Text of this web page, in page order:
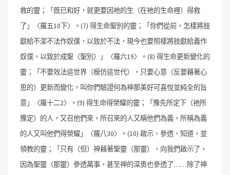
救的靈；「既已和好，就更要因祂的生（在祂的生命裡）得救
了」〈羅五10下〉。 (7) 得生命聖別的靈；「你們從前，怎樣將肢
獻給不潔不法作奴僕，以致於不法，現今也要照樣將肢獻給義作
奴僕，以致於成聖（聖別）」〈羅六19〉。 (8) 得生命更新變化的
靈；「不要效法這世界（模仿這世代），只要心意（反要藉著心
思的）更新而變化，叫你們驗證何為神那美好可喜悅並純全的旨
意」〈羅十二2〉。 (9) 得生命得榮耀的靈；「豫先所定下（祂所
豫定）的人，又召他們來，所召來的人又稱他們為義，所稱為義
的人又叫他們得榮耀」〈羅八30〉。 (10) 啟示、參透、知道，並
領教的靈；「只有（但）神藉著聖靈（那靈），向我們啟示了，
因為聖靈（那靈）參透萬事，甚至神的深奧也參透了……除了神